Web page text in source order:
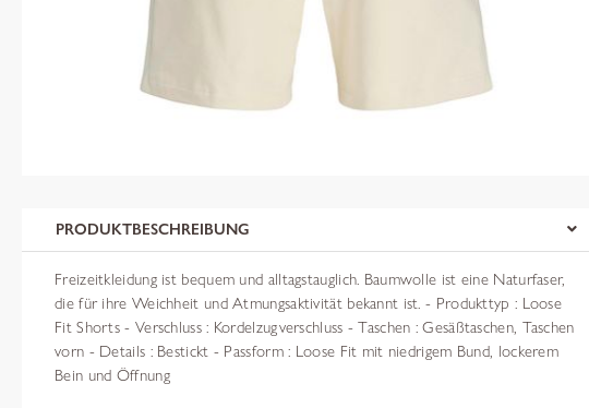
PRODUKTBESCHREIBUNG
Freizeitkleidung ist bequem und alltagstauglich. Baumwolle ist eine Naturfaser,
die für ihre Weichheit und Atmungsaktivität bekannt ist. - Produkttyp : Loose
Fit Shorts - Verschluss : Kordelzugverschluss - Taschen : Gesäßtaschen, Taschen
vorn - Details : Bestickt - Passform : Loose Fit mit niedrigem Bund, lockerem
Bein und Öffnung